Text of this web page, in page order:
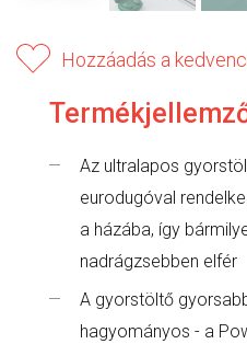
Hozzáadás a
Az ultralapos
eurodugóval
a házába, így
nadrágzsebben elfér
A gyorstöltő
hagyományos - a